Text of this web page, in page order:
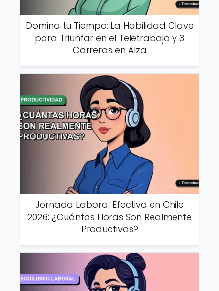
Domina tu Tiempo: La Habilidad Clave
para Triunfar en el Teletrabajo y 3
Carreras en Alza
Jornada Laboral Efectiva en Chile
2026: ¿Cuántas Horas Son Realmente
Productivas?